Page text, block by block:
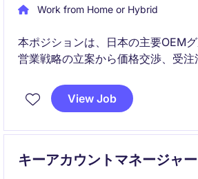
Work from Home or Hybrid
本ポジションは、日本の主要OEMグ
営業戦略の立案から価格交渉、受注
とビジネス機会創出を担います。
View Job
キーアカウントマネージャー